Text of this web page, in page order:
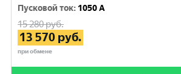
Пусковой ток: 1050 A
15 280руб.
13 570 руб.
при обмене